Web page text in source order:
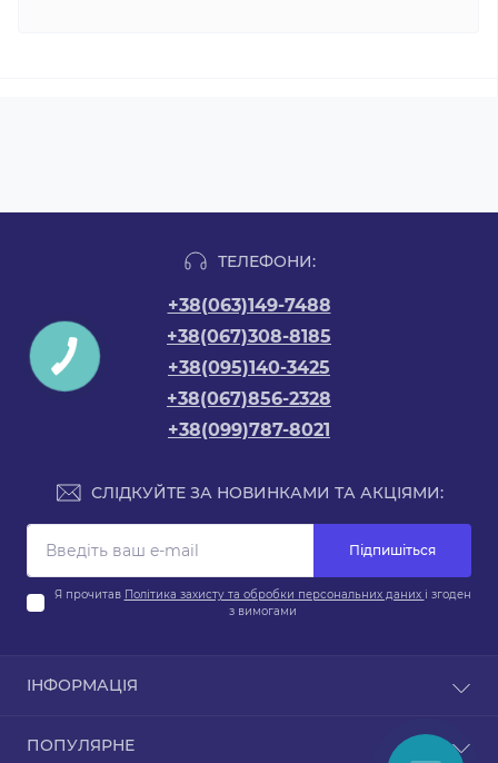
ТЕЛЕФОНИ:
+38(063)149-7488
+38(067)308-8185
+38(095)140-3425
+38(067)856-2328
+38(099)787-8021
СЛІДКУЙТЕ ЗА НОВИНКАМИ ТА АКЦІЯМИ:
Підпишіться
Я прочитав Політика захисту та обробки персональних даних і згоден
з вимогами
ІНФОРМАЦІЯ
Доставка та оплата
ПОПУЛЯРНЕ